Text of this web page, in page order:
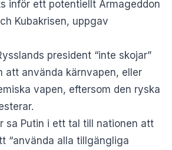
inför ett potentiellt Armageddon
Kubakrisen, uppgav
president “inte skojar”
att använda kärnvapen, eller
vapen, eftersom den ryska
sa Putin i ett tal till nationen att
“använda alla tillgängliga